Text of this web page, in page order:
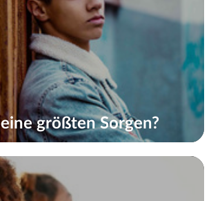
größten Sorgen?